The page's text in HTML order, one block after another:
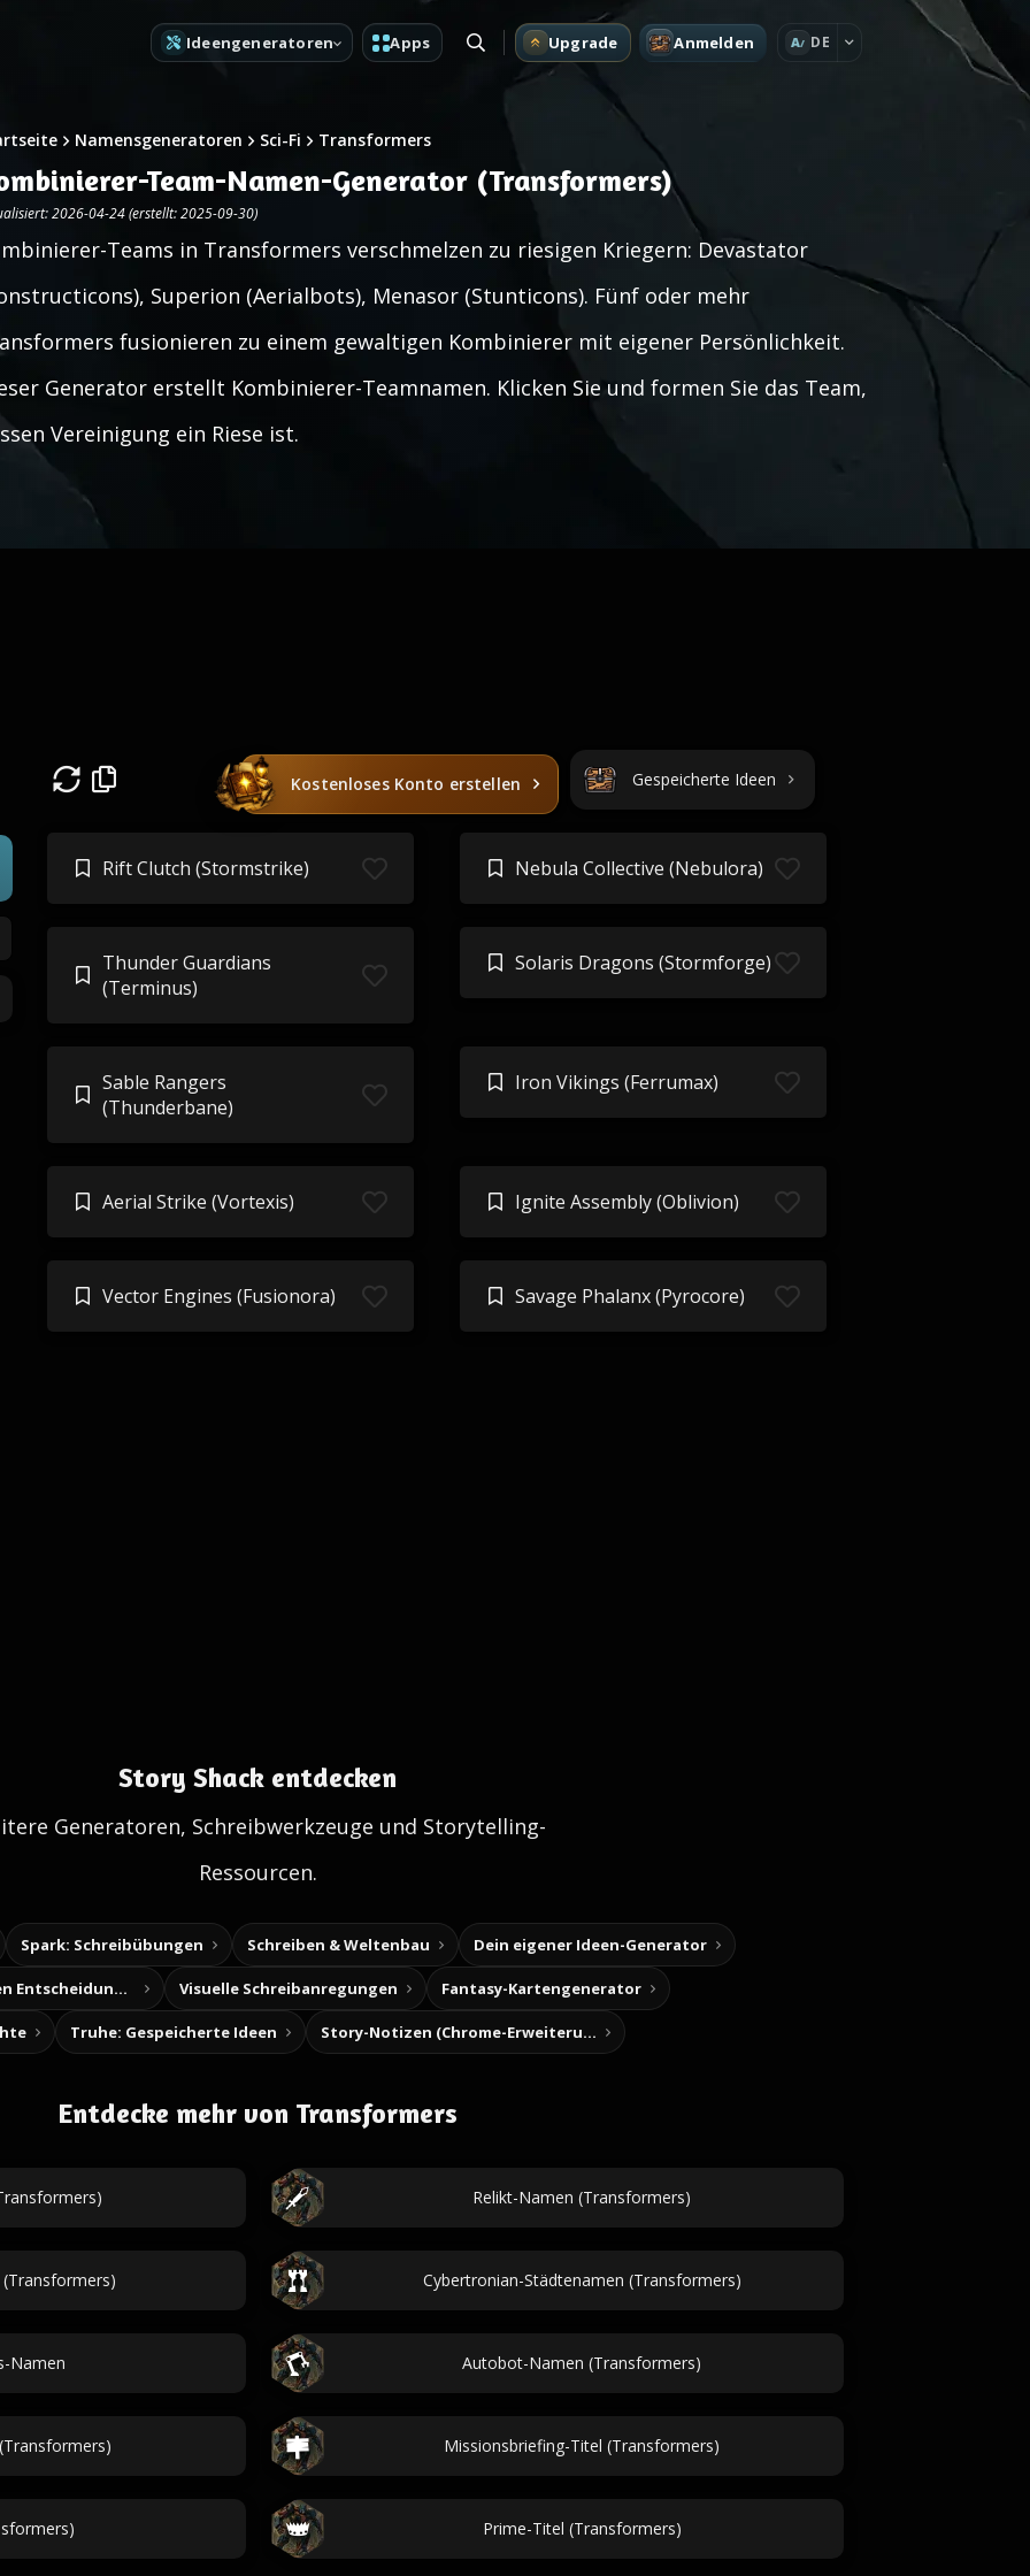
Ideengeneratoren Apps Upgrade Anmelden A DE
Namensgeneratoren Sci-Fi Transformers
Team-Namen-Generator (Transformers)
2026-04-24 (erstellt: 2025-09-30)
Teams in Transformers verschmelzen zu riesigen Kriegern: Devastator
Superion (Aerialbots), Menasor (Stunticons). Fünf oder mehr
fusionieren zu einem gewaltigen Kombinierer mit eigener Persönlichkeit.
Generator erstellt Kombinierer-Teamnamen. Klicken Sie und formen Sie das Team,
Vereinigung ein Riese ist.
Kostenloses Konto erstellen Gespeicherte Ideen
Rift Clutch (Stormstrike) Nebula Collective (Nebulora)
Thunder Guardians
(Terminus)
Solaris Dragons (Stormforge)
Sable Rangers
(Thunderbane)
Iron Vikings (Ferrumax)
Aerial Strike (Vortexis) Ignite Assembly (Oblivion)
Vector Engines (Fusionora) Savage Phalanx (Pyrocore)
Story Shack entdecken
Generatoren, Schreibwerkzeuge und Storytelling-
Ressourcen.
Spark: Schreibübungen Schreiben & Weltenbau Dein eigener Ideen-Generator
Baue deine eigenen Entscheidungsabenteuer Visuelle Schreibanregungen Fantasy-Kartengenerator
Truhe: Gespeicherte Ideen Story-Notizen (Chrome-Erweiterung)
Entdecke mehr von Transformers
Relikt-Namen (Transformers)
Cybertronian-Städtenamen (Transformers)
Namen Autobot-Namen (Transformers)
Missionsbriefing-Titel (Transformers)
Prime-Titel (Transformers)